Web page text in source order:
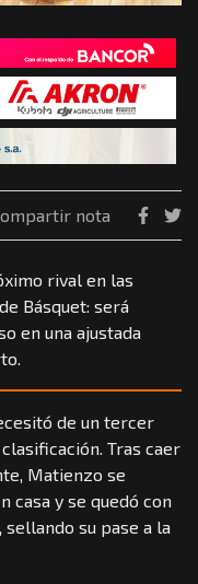
nota
rival en las
Básquet: será
en una ajustada
de un tercer
Tras caer
Matienzo se
casa y se quedó con
sellando su pase a la